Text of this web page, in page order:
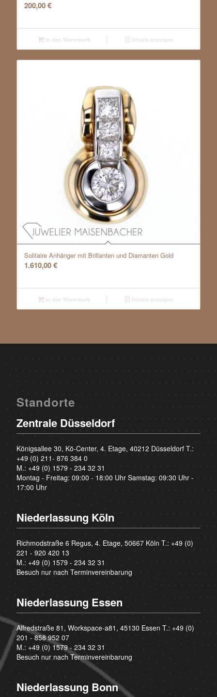
200,00€
In den Warenkorb Details anzeigen
Solitaire Anhänger mit Brillanten und Diamanten Gold
1.610,00€
In den Warenkorb Details anzeigen
Standorte
Zentrale Düsseldorf
Königsallee 30, Kö-Center, 4. Etage, 40212 Düsseldorf T.:
+49 (0) 211- 876 384 0
M.: +49 (0) 1579 - 234 32 31
Montag - Freitag: 09:00 - 18:00 Uhr Samstag: 09:30 Uhr -
17:00 Uhr
Niederlassung Köln
Richmodstraße 6 Regus, 4. Etage, 50667 Köln T.: +49 (0)
221 - 920 420 13
M.: +49 (0) 1579 - 234 32 31
Besuch nur nach Terminvereinbarung
Niederlassung Essen
Alfredstraße 81, Workspace-a81, 45130 Essen T.: +49 (0)
201 - 858 952 07
M.: +49 (0) 1579 - 234 32 31
Besuch nur nach Terminvereinbarung
Niederlassung Bonn